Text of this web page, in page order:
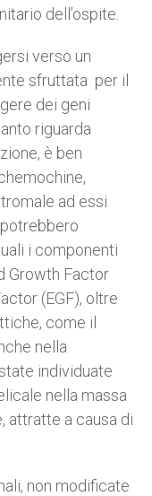
dell’ospite.
verso un
sfruttata per il
dei geni
riguarda
è ben
ad essi
i componenti
Growth Factor
(EGF), oltre
come il
nella
individuate
nella massa
attratte a causa di
non modificate